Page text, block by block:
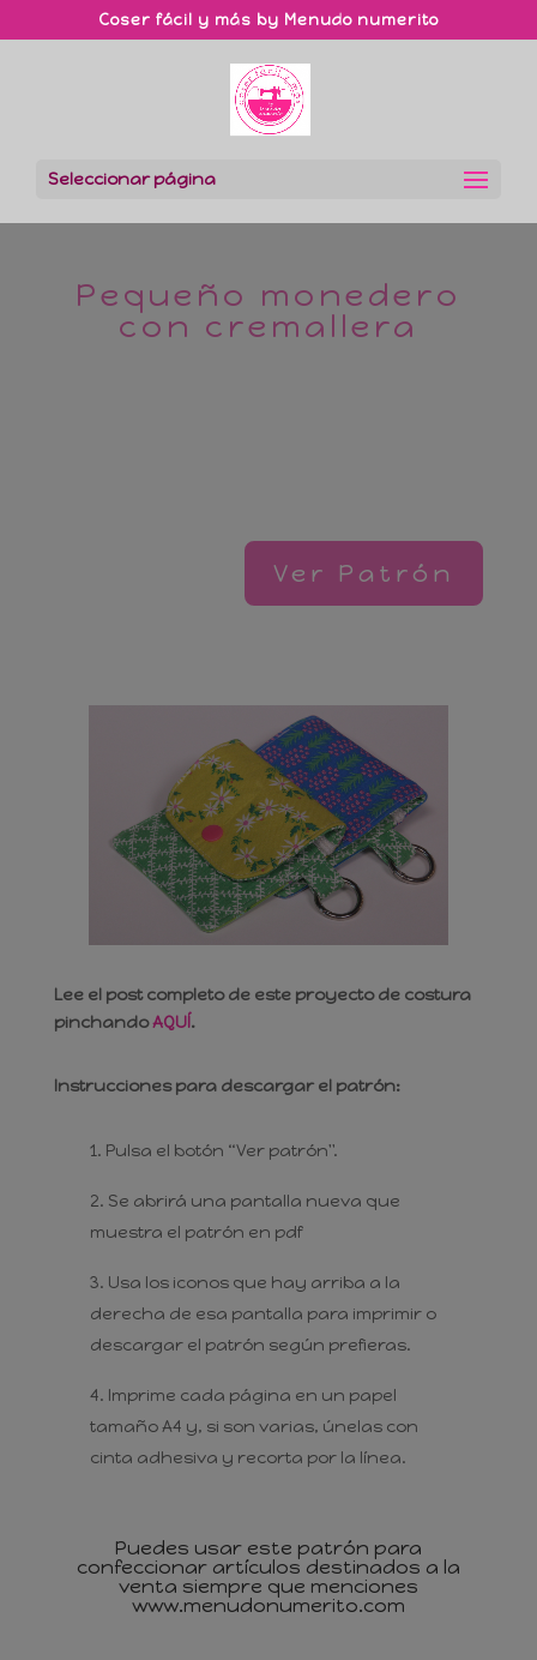
Coser fácil y más by Menudo numerito
Seleccionar página
Pequeño monedero
con cremallera
Ver Patrón
Lee el post completo de este proyecto de costura
pinchandoAQUÍ.
Instrucciones para descargar el patrón:
Pulsa el botón “Ver patrón".
Se abrirá una pantalla nueva que
muestra el patrón en pdf
Usa los iconos que hay arriba a la
derecha de esa pantalla para imprimir o
descargar el patrón según prefieras.
Imprime cada página en un papel
tamaño A4 y, si son varias, únelas con
cinta adhesiva y recorta por la línea.
Puedes usar este patrón para
confeccionar artículos destinados a la
venta siempre que menciones
www.menudonumerito.com